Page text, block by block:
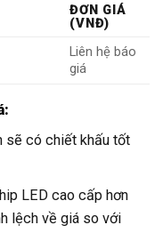
ĐƠN GIÁ
(VNĐ)
Liên hệ báo
giá
sẽ có chiết khấu tốt
LED cao cấp hơn
lệch về giá so với